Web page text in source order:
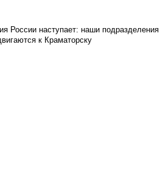
России наступает: наши подразделения
к Краматорску